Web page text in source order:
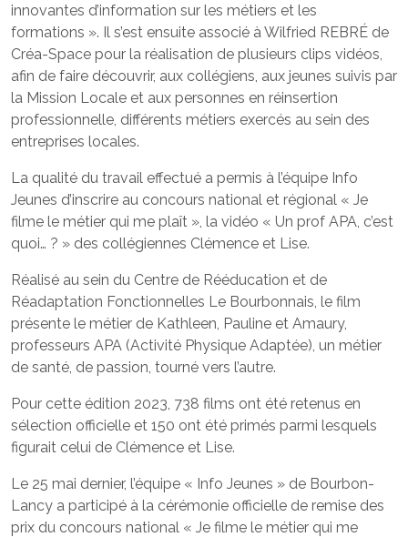
innovantes d’information sur les métiers et les
formations ». Il s’est ensuite associé à Wilfried REBRÉ de
Créa-Space pour la réalisation de plusieurs clips vidéos,
afin de faire découvrir, aux collégiens, aux jeunes suivis par
la Mission Locale et aux personnes en réinsertion
professionnelle, différents métiers exercés au sein des
entreprises locales.
La qualité du travail effectué a permis à l’équipe Info
Jeunes d’inscrire au concours national et régional « Je
filme le métier qui me plaît », la vidéo « Un prof APA, c’est
quoi… ? » des collégiennes Clémence et Lise.
Réalisé au sein du Centre de Rééducation et de
Réadaptation Fonctionnelles Le Bourbonnais, le film
présente le métier de Kathleen, Pauline et Amaury,
professeurs APA (Activité Physique Adaptée), un métier
de santé, de passion, tourné vers l’autre.
Pour cette édition 2023, 738 films ont été retenus en
sélection officielle et 150 ont été primés parmi lesquels
figurait celui de Clémence et Lise.
Le 25 mai dernier, l’équipe « Info Jeunes » de Bourbon-
Lancy a participé à la cérémonie officielle de remise des
prix du concours national « Je filme le métier qui me